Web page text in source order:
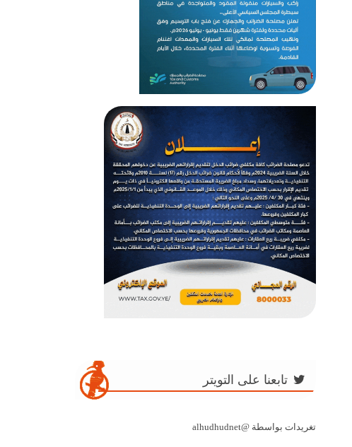
تابعنا على التويتر
تغريدات بواسطة @alhudhudnet